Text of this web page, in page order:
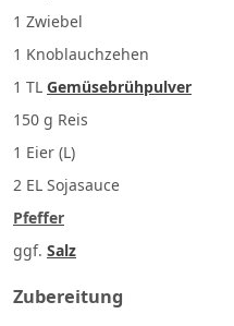
1 Zwiebel
1 Knoblauchzehen
1 TL Gemüsebrühpulver
150 g Reis
1 Eier (L)
2 EL Sojasauce
Pfeffer
ggf. Salz
Zubereitung